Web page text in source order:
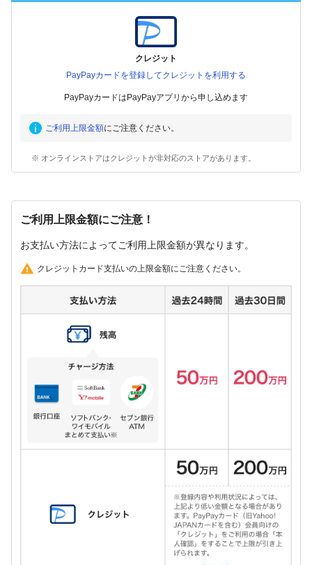
クレジット
PayPayカードを登録してクレジットを利用する
PayPayカードはPayPayアプリから申し込めます
ご利用上限金額にご注意ください。
※ オンラインストアはクレジットが非対応のストアがあります。
ご利用上限金額にご注意！
お支払い方法によってご利用上限金額が異なります。
クレジットカード支払いの上限金額にご注意ください。